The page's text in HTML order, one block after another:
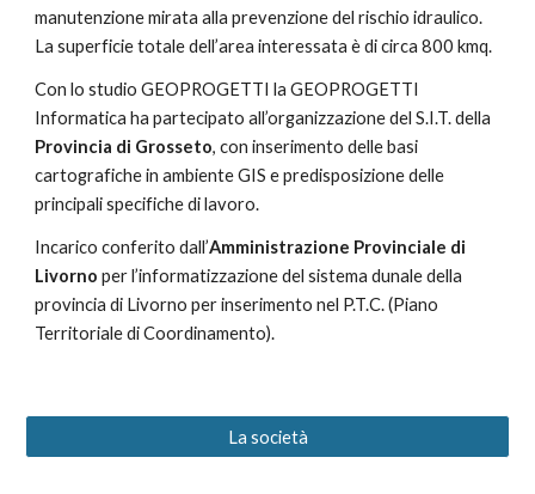
manutenzione mirata alla prevenzione del rischio idraulico.
La superficie totale dell’area interessata è di circa 800 kmq.
Con lo studio GEOPROGETTI la GEOPROGETTI
Provincia di Grosseto, con inserimento delle basi
cartografiche in ambiente GIS e predisposizione delle
principali specifiche di lavoro.
Incarico conferito dall’Amministrazione Provinciale di
Livorno per l’informatizzazione del sistema dunale della
provincia di Livorno per inserimento nel P.T.C. (Piano
Territoriale di Coordinamento).
La società